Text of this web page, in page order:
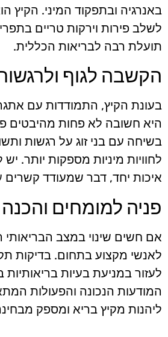
באנרגיה ובתפקוד המיני. הקיץ
לשלב פירות וירקות טריים
תועלת רבה לבריאות הכללית.
הקשבה לגוף
בעונת הקיץ, התמודדות עם
היא חשובה לא פחות מהיבטים
בשיחה עם בני זוג על רגשות
לחוויות מיניות מספקות יותר.
איכות יחד, דבר שמעודד קשרים
פניה למומחים
אם חשים שינוי במצב הבריאותי
לאנשי מקצוע בתחום. בדיקות
לעזור במניעת בעיות
המודעות הנכונה והפעולות
ליהנות מקיץ בריא ומספק